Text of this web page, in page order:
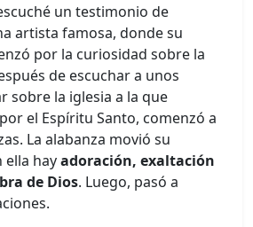
un testimonio de
artista famosa, donde su
por la curiosidad sobre la
de escuchar a unos
sobre la iglesia a la que
el Espíritu Santo, comenzó a
La alabanza movió su
ella hayadoración, exaltación
de Dios. Luego, pasó a